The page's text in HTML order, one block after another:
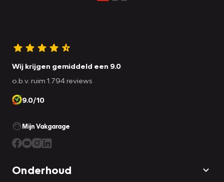
Wij krijgen gemiddeld een 9.0
o.b.v. ruim 1.794 reviews
9.0/10
Mijn Vakgarage
Onderhoud